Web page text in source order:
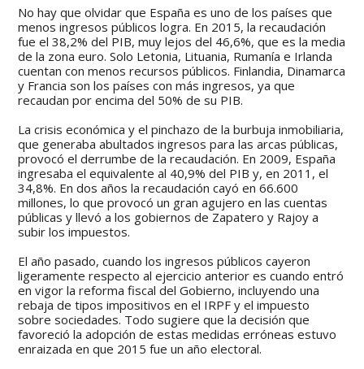
No hay que olvidar que España es uno de los países que
menos ingresos públicos logra. En 2015, la recaudación
fue el 38,2% del PIB, muy lejos del 46,6%, que es la media
de la zona euro. Solo Letonia, Lituania, Rumanía e Irlanda
cuentan con menos recursos públicos. Finlandia, Dinamarca
y Francia son los países con más ingresos, ya que
recaudan por encima del 50% de su PIB.
La crisis económica y el pinchazo de la burbuja inmobiliaria,
que generaba abultados ingresos para las arcas públicas,
provocó el derrumbe de la recaudación. En 2009, España
ingresaba el equivalente al 40,9% del PIB y, en 2011, el
34,8%. En dos años la recaudación cayó en 66.600
millones, lo que provocó un gran agujero en las cuentas
públicas y llevó a los gobiernos de Zapatero y Rajoy a
subir los impuestos.
El año pasado, cuando los ingresos públicos cayeron
ligeramente respecto al ejercicio anterior es cuando entró
en vigor la reforma fiscal del Gobierno, incluyendo una
rebaja de tipos impositivos en el IRPF y el impuesto
sobre sociedades. Todo sugiere que la decisión que
favoreció la adopción de estas medidas erróneas estuvo
enraizada en que 2015 fue un año electoral.